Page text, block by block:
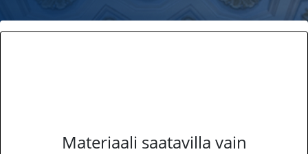
Materiaali saatavilla vain